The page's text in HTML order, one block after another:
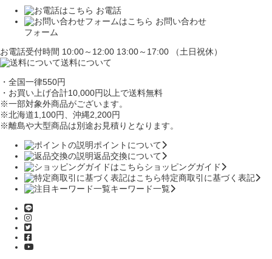
お電話
お問い合わせ
フォーム
お電話受付時間 10:00～12:00 13:00～17:00 （土日祝休）
送料について
・全国一律550円
・お買い上げ合計10,000円以上で送料無料
※一部対象外商品がございます。
※北海道1,100円 、沖縄2,200円
※離島や大型商品は別途お見積りとなります。
ポイントについて
返品交換について
ショッピングガイド
特定商取引に基づく表記
キーワード一覧